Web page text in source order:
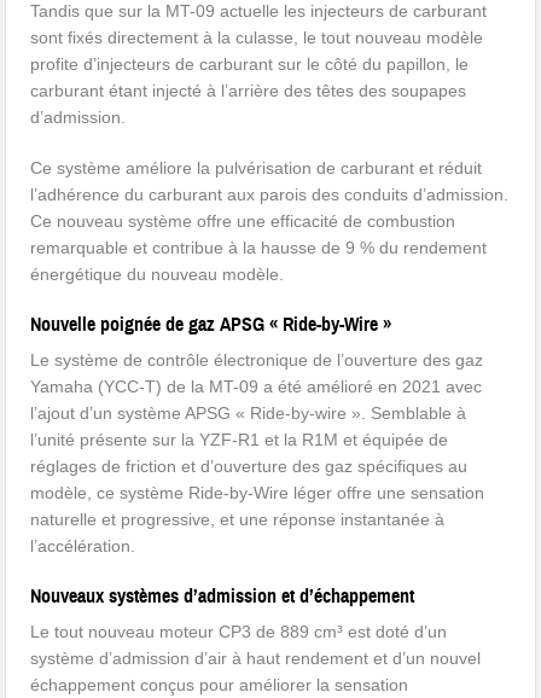
Tandis que sur la MT-09 actuelle les injecteurs de carburant
sont fixés directement à la culasse, le tout nouveau modèle
profite d’injecteurs de carburant sur le côté du papillon, le
carburant étant injecté à l’arrière des têtes des soupapes
d’admission.
Ce système améliore la pulvérisation de carburant et réduit
l’adhérence du carburant aux parois des conduits d’admission.
Ce nouveau système offre une efficacité de combustion
remarquable et contribue à la hausse de 9 % du rendement
énergétique du nouveau modèle.
Nouvelle poignée de gaz APSG « Ride-by-Wire »
Le système de contrôle électronique de l’ouverture des gaz
Yamaha (YCC-T) de la MT-09 a été amélioré en 2021 avec
l’ajout d’un système APSG « Ride-by-wire ». Semblable à
l’unité présente sur la YZF-R1 et la R1M et équipée de
réglages de friction et d’ouverture des gaz spécifiques au
modèle, ce système Ride-by-Wire léger offre une sensation
naturelle et progressive, et une réponse instantanée à
l’accélération.
Nouveaux systèmes d’admission et d’échappement
Le tout nouveau moteur CP3 de 889 cm³ est doté d’un
système d’admission d’air à haut rendement et d’un nouvel
échappement conçus pour améliorer la sensation